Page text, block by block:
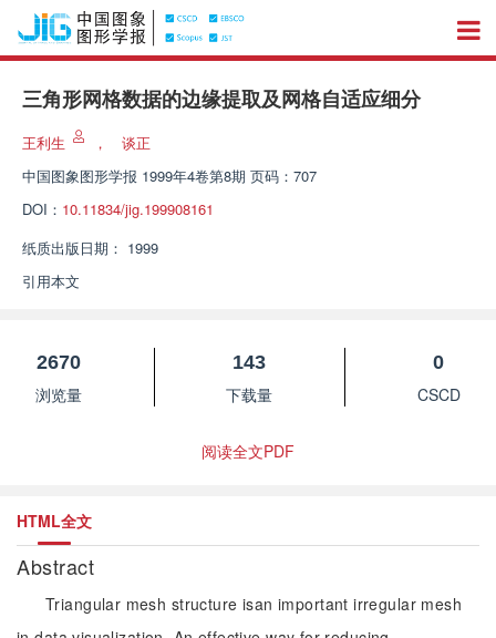
三角形网格数据的边缘提取及网格自适应细分
王利生 ，
谈正
中国图象图形学报 1999年4卷第8期 页码：707
DOI： 10.11834/jig.199908161
纸质出版日期： 1999
引用本文
2670
浏览量
143
下载量
0
CSCD
阅读全文PDF
HTML全文
Abstract
Triangular mesh structure isan important irregular mesh